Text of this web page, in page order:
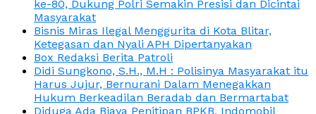
ke-80, Dukung Polri Semakin Presisi dan Dicintai
Masyarakat
Bisnis Miras Ilegal Menggurita di Kota Blitar,
Ketegasan dan Nyali APH Dipertanyakan
Box Redaksi Berita Patroli
Didi Sungkono, S.H., M.H : Polisinya Masyarakat itu
Harus Jujur, Bernurani Dalam Menegakkan
Hukum Berkeadilan Beradab dan Bermartabat
Diduga Ada Biaya Penitipan BPKB, Indomobil